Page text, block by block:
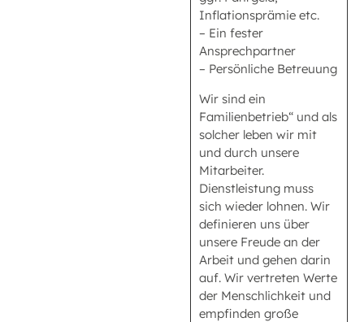
Inflationsprämie etc.
– Ein fester
Ansprechpartner
– Persönliche Betreuung
Wir sind ein
Familienbetrieb“ und als
solcher leben wir mit
und durch unsere
Mitarbeiter.
Dienstleistung muss
sich wieder lohnen. Wir
definieren uns über
unsere Freude an der
Arbeit und gehen darin
auf. Wir vertreten Werte
der Menschlichkeit und
empfinden große